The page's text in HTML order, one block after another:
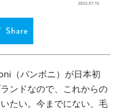
2023.07.15
（バンボニ）が日本初
ンドなので、これからの
たい。今までにない、毛